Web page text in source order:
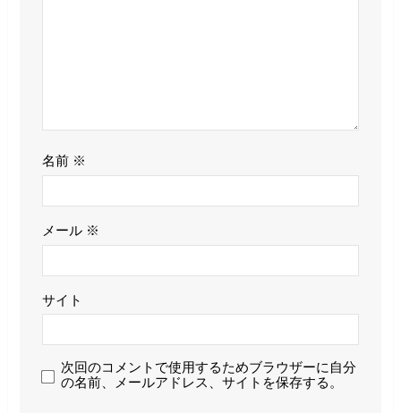
名前 ※
メール ※
サイト
次回のコメントで使用するためブラウザーに自分
の名前、メールアドレス、サイトを保存する。